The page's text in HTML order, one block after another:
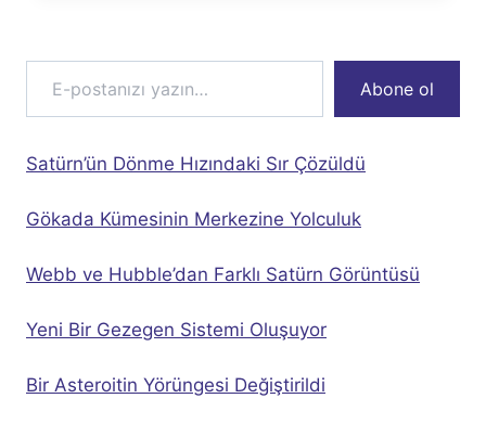
E-postanızı yazın…
Abone ol
Satürn’ün Dönme Hızındaki Sır Çözüldü
Gökada Kümesinin Merkezine Yolculuk
Webb ve Hubble’dan Farklı Satürn Görüntüsü
Yeni Bir Gezegen Sistemi Oluşuyor
Bir Asteroitin Yörüngesi Değiştirildi